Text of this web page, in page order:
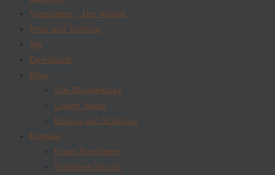
Vogelsberg – Der Vulkan
Feste und Termine
Wir
Downloads
Blog
Alle Blogbeiträge
Unsere Städte
Burgen und Schlösser
Kontakt
Unser Newsletter
Schreiben Sie uns